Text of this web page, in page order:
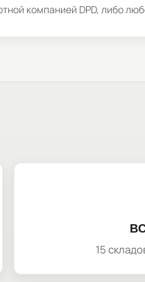
компанией DPD, либо
15